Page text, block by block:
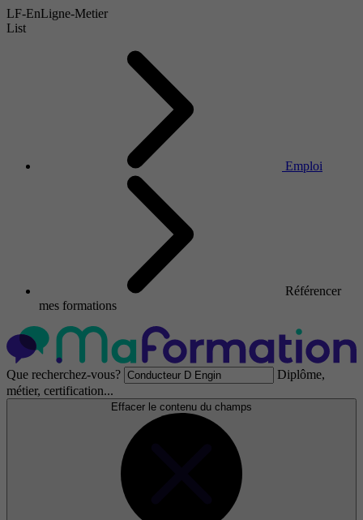
LF-EnLigne-Metier
List
Emploi
Référencer
mes formations
Que recherchez-vous?
Diplôme,
métier, certification...
Effacer le contenu du champs